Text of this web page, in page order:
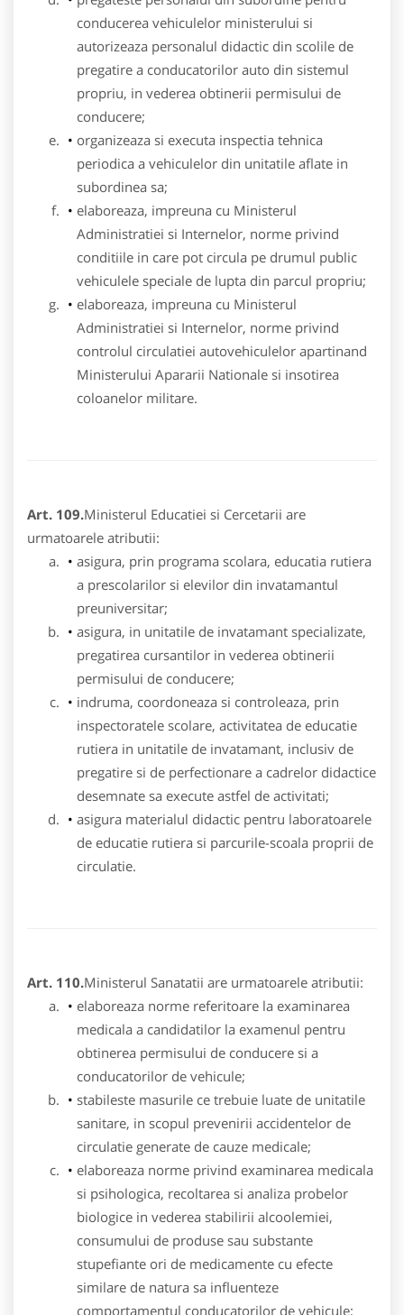
conducerea vehiculelor ministerului si
autorizeaza personalul didactic din scolile de
pregatire a conducatorilor auto din sistemul
propriu, in vederea obtinerii permisului de
conducere;
organizeaza si executa inspectia tehnica
periodica a vehiculelor din unitatile aflate in
subordinea sa;
elaboreaza, impreuna cu Ministerul
Administratiei si Internelor, norme privind
conditiile in care pot circula pe drumul public
vehiculele speciale de lupta din parcul propriu;
elaboreaza, impreuna cu Ministerul
Administratiei si Internelor, norme privind
controlul circulatiei autovehiculelor apartinand
Ministerului Apararii Nationale si insotirea
coloanelor militare.
Art. 109.Ministerul Educatiei si Cercetarii are
urmatoarele atributii:
asigura, prin programa scolara, educatia rutiera
a prescolarilor si elevilor din invatamantul
preuniversitar;
asigura, in unitatile de invatamant specializate,
pregatirea cursantilor in vederea obtinerii
permisului de conducere;
indruma, coordoneaza si controleaza, prin
inspectoratele scolare, activitatea de educatie
rutiera in unitatile de invatamant, inclusiv de
pregatire si de perfectionare a cadrelor didactice
desemnate sa execute astfel de activitati;
asigura materialul didactic pentru laboratoarele
de educatie rutiera si parcurile-scoala proprii de
circulatie.
Art. 110.Ministerul Sanatatii are urmatoarele atributii:
elaboreaza norme referitoare la examinarea
medicala a candidatilor la examenul pentru
obtinerea permisului de conducere si a
conducatorilor de vehicule;
stabileste masurile ce trebuie luate de unitatile
sanitare, in scopul prevenirii accidentelor de
circulatie generate de cauze medicale;
elaboreaza norme privind examinarea medicala
si psihologica, recoltarea si analiza probelor
biologice in vederea stabilirii alcoolemiei,
consumului de produse sau substante
stupefiante ori de medicamente cu efecte
similare de natura sa influenteze
comportamentul conducatorilor de vehicule;